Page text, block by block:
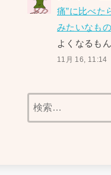
痛”に比べた
みたいなも
よくなるも
11月 16, 11:14